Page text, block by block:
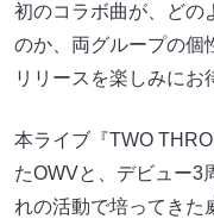
初のコラボ曲が、どの
のか、両グループの個
リリースを楽しみにお
本ライブ『TWO
たOWVと、デビュー3
れの活動で培ってきた